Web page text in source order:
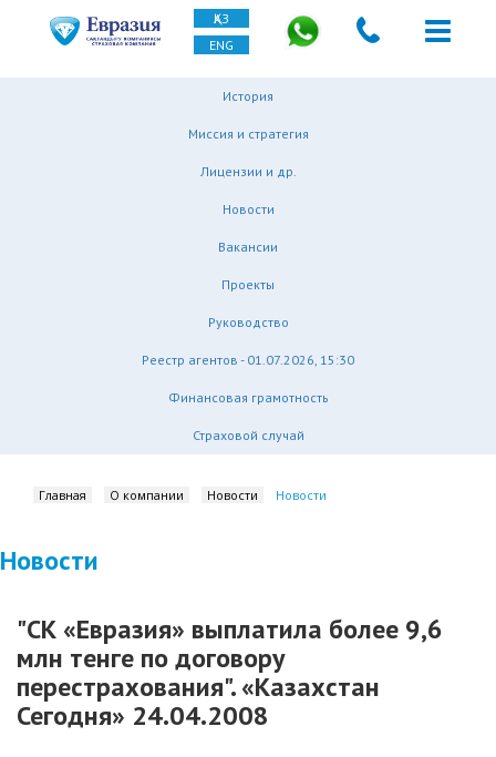
ҚАЗ
ENG
История
Миссия и стратегия
Лицензии и др.
Новости
Вакансии
Проекты
Руководство
Реестр агентов - 01.07.2026, 15:30
Финансовая грамотность
Страховой случай
Главная О компании Новости Новости
Новости
"СК «Евразия» выплатила более 9,6
млн тенге по договору
перестрахования". «Казахстан
Сегодня» 24.04.2008